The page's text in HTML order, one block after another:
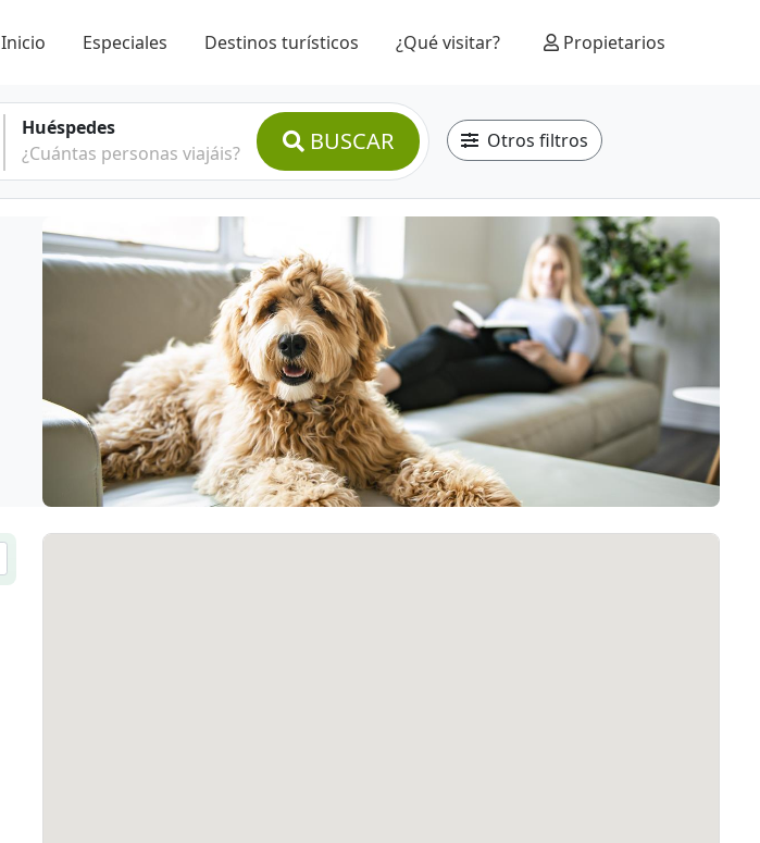
Inicio Especiales Destinos turísticos ¿Qué visitar? Propietarios
Huéspedes
¿Cuántas personas viajáis?
BUSCAR Otros filtros